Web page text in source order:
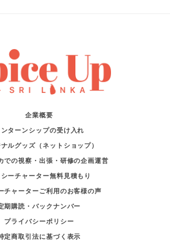
企業概要
ンターンシップの受け入れ
ルグッズ（ネットショップ）
での視察・出張・研修の企画運営
ーチャーター無料見積もり
チャーターご利用のお客様の声
期購読・バックナンバー
プライバシーポリシー
定商取引法に基づく表示